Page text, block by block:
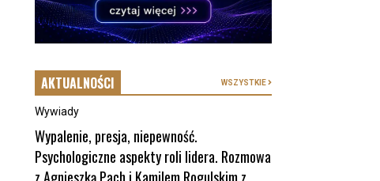
AKTUALNOŚCI WSZYSTKIE
Wywiady
Wypalenie, presja, niepewność.
Psychologiczne aspekty roli lidera. Rozmowa